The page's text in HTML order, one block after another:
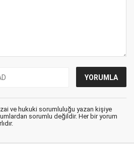
ve hukuki sorumluluğu yazan kişiye
sorumlu değildir. Her bir yorum